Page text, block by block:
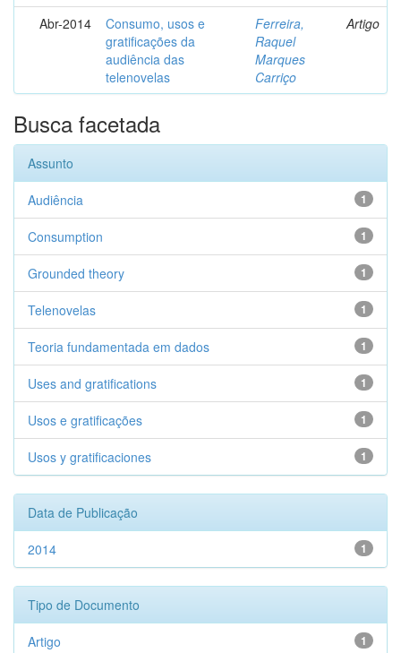
Abr-2014
Consumo, usos e
gratificações da
audiência das
telenovelas
Ferreira,
Raquel
Marques
Carriço
Artigo
Busca facetada
Assunto
1
Audiência
1
Consumption
1
Grounded theory
1
Telenovelas
1
Teoria fundamentada em dados
1
Uses and gratifications
1
Usos e gratificações
1
Usos y gratificaciones
Data de Publicação
1
2014
Tipo de Documento
1
Artigo